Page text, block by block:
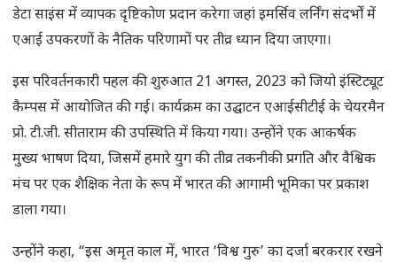
डेटा साइंस में व्यापक दृष्टिकोण प्रदान करेगा जहां इमर्सिव लर्निंग संदर्भों में
एआई उपकरणों के नैतिक परिणामों पर तीव्र ध्यान दिया जाएगा।
इस परिवर्तनकारी पहल की शुरुआत 21 अगस्त, 2023 को जियो इंस्टिट्यूट
कैम्पस में आयोजित की गई। कार्यक्रम का उद्घाटन एआईसीटीई के चेयरमैन
प्रो. टी.जी. सीताराम की उपस्थिति में किया गया। उन्होंने एक आकर्षक
मुख्य भाषण दिया, जिसमें हमारे युग की तीव्र तकनीकी प्रगति और वैश्विक
मंच पर एक शैक्षिक नेता के रूप में भारत की आगामी भूमिका पर प्रकाश
डाला गया।
उन्होंने कहा, “इस अमृत काल में, भारत ‘विश्व गुरु’ का दर्जा बरकरार रखने